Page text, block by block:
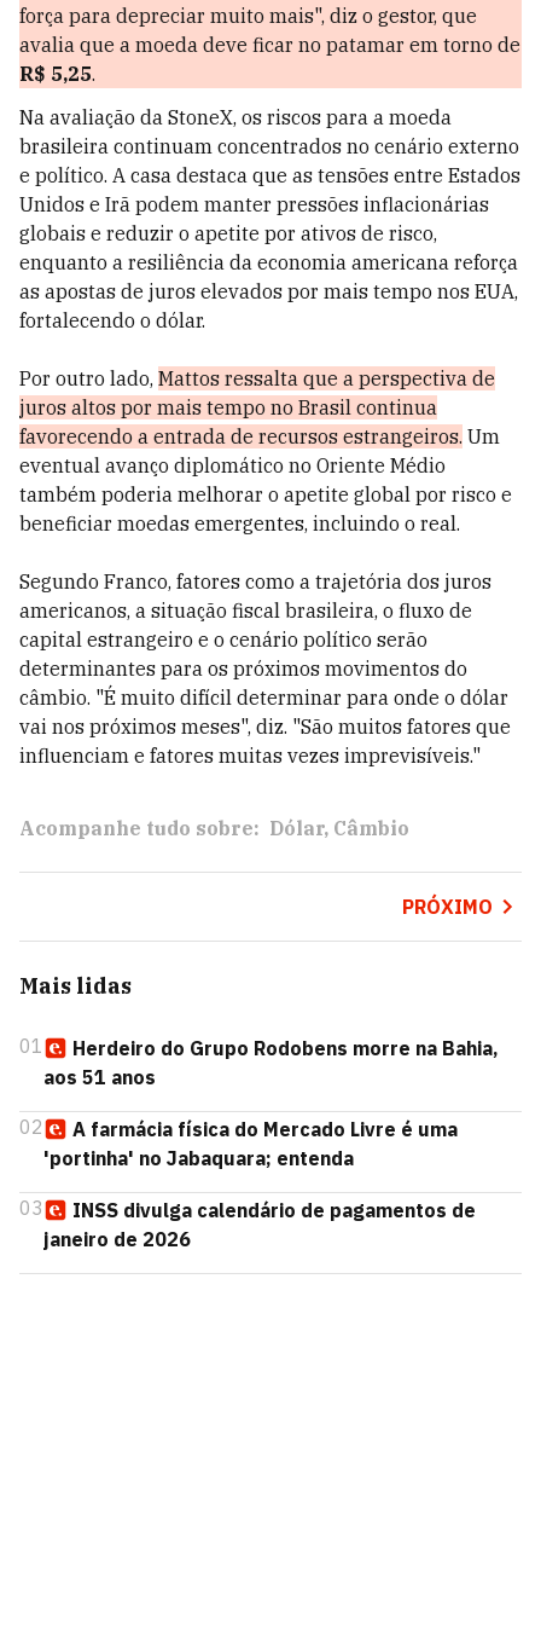
força para depreciar muito mais", diz o gestor, que
avalia que a moeda deve ficar no patamar em torno de
R$ 5,25.
Na avaliação da StoneX, os riscos para a moeda
brasileira continuam concentrados no cenário externo
e político. A casa destaca que as tensões entre Estados
Unidos e Irã podem manter pressões inflacionárias
globais e reduzir o apetite por ativos de risco,
enquanto a resiliência da economia americana reforça
as apostas de juros elevados por mais tempo nos EUA,
fortalecendo o dólar.
Por outro lado, Mattos ressalta que a perspectiva de
juros altos por mais tempo no Brasil continua
favorecendo a entrada de recursos estrangeiros. Um
eventual avanço diplomático no Oriente Médio
também poderia melhorar o apetite global por risco e
beneficiar moedas emergentes, incluindo o real.
Segundo Franco, fatores como a trajetória dos juros
americanos, a situação fiscal brasileira, o fluxo de
capital estrangeiro e o cenário político serão
determinantes para os próximos movimentos do
câmbio. "É muito difícil determinar para onde o dólar
vai nos próximos meses", diz. "São muitos fatores que
influenciam e fatores muitas vezes imprevisíveis."
Acompanhe tudo sobre: Dólar Câmbio
PRÓXIMO
Mais lidas
01
Herdeiro do Grupo Rodobens morre na Bahia,
aos 51 anos
02
A farmácia física do Mercado Livre é uma
'portinha' no Jabaquara; entenda
03
INSS divulga calendário de pagamentos de
janeiro de 2026